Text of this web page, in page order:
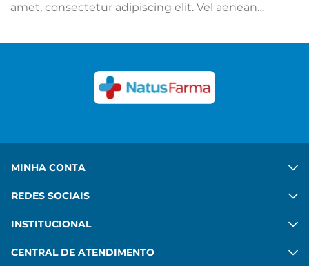
amet, consectetur adipiscing elit. Vel aenean
Congue felis aenean mauris sed platea diam. Porta
commodo, imperdiet sit pharetra mattis leo amet.
MINHA CONTA
REDES SOCIAIS
INSTITUCIONAL
CENTRAL DE ATENDIMENTO